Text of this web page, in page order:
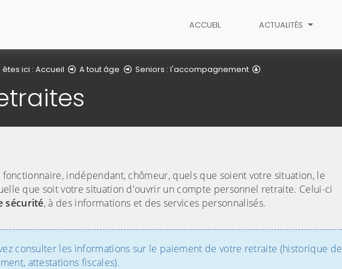
ACCUEIL ACTUALITÉS
êtes ici : Accueil A tout âge Seniors : l'accompagnement
fonctionnaire, indépendant, chômeur, quels que soient votre situation, le
que soit votre situation d'ouvrir un compte personnel retraite. Celui-ci
sécurité, à des informations et des services personnalisés.
consulter les informations sur le paiement de votre retraite (historique de
attestations fiscales).